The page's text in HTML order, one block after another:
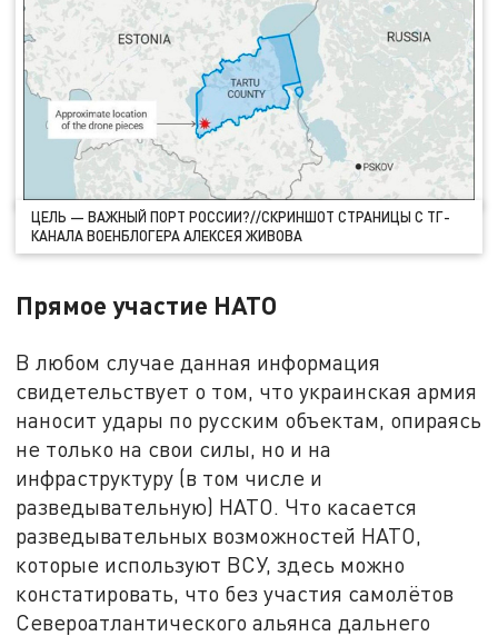
ЦЕЛЬ — ВАЖНЫЙ ПОРТ РОССИИ?//СКРИНШОТ СТРАНИЦЫ С ТГ-
КАНАЛА ВОЕНБЛОГЕРА АЛЕКСЕЯ ЖИВОВА
Прямое участие НАТО
В любом случае данная информация
свидетельствует о том, что украинская армия
наносит удары по русским объектам, опираясь
не только на свои силы, но и на
инфраструктуру (в том числе и
разведывательную) НАТО. Что касается
разведывательных возможностей НАТО,
которые используют ВСУ, здесь можно
констатировать, что без участия самолётов
Североатлантического альянса дальнего